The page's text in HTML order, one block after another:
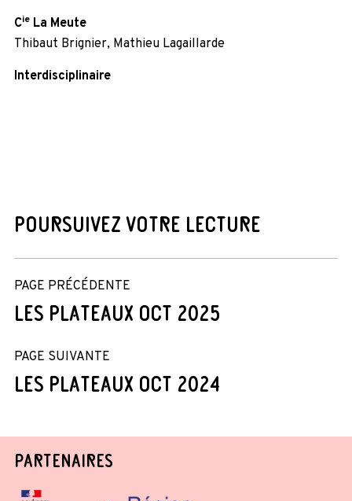
Cie La Meute
Thibaut Brignier, Mathieu Lagaillarde
Interdisciplinaire
POURSUIVEZ VOTRE LECTURE
PAGE PRÉCÉDENTE
LES PLATEAUX OCT 2025
PAGE SUIVANTE
LES PLATEAUX OCT 2024
PARTENAIRES